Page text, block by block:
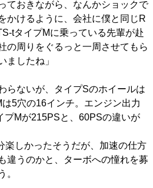
ておきながら、なんかショックで
けるように、会社に僕と同じR
tタイプMに乗っている先輩が赴
の周りをぐるっと一周させてもら
ましたね」
らないが、タイプSのホイールは
5穴の16インチ。エンジン出力
プMが215PSと、60PSの違いが
楽しかったそうだが、加速の仕方
違うのかと、ターボへの憧れを募
。